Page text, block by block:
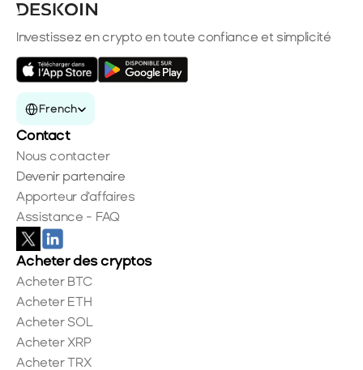
Investissez en crypto en toute confiance et simplicité
Select Language
French
Contact
Nous contacter
Devenir partenaire
Apporteur d'affaires
Assistance - FAQ
Acheter des cryptos
Acheter BTC
Acheter ETH
Acheter SOL
Acheter XRP
Acheter TRX